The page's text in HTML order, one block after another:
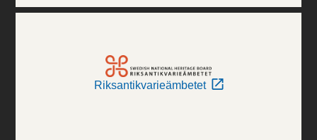
Riksantikvarieämbetet